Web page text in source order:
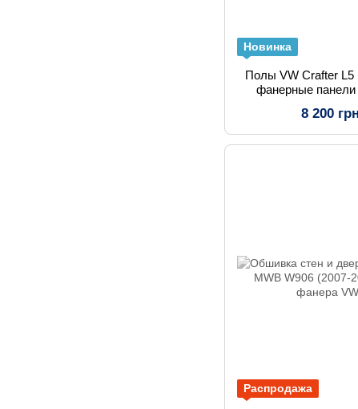
Новинка
Полы VW Crafter L5
фанерные панели
8 200 грн
Распродажа